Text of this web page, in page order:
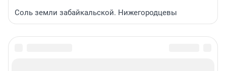
Соль земли забайкальской. Нижегородцевы